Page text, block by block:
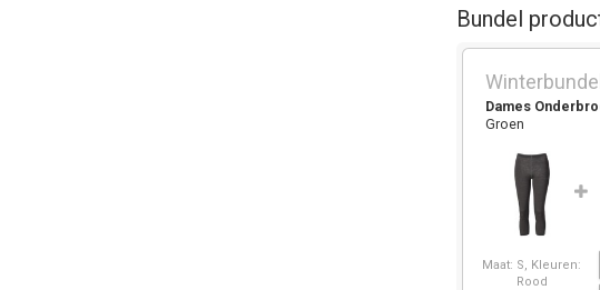
Bundel
Dames
Groen
Maat: S, Kleuren:
Rood